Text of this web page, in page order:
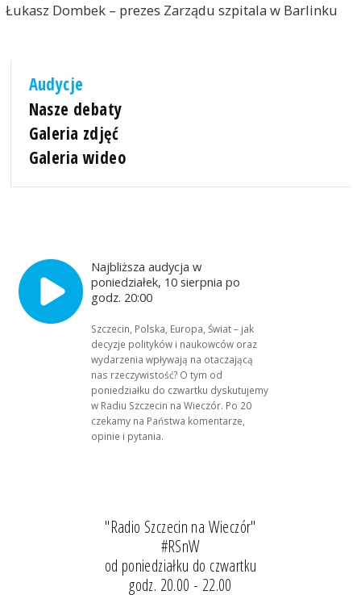
Łukasz Dombek – prezes Zarządu szpitala w Barlinku
Audycje
Nasze debaty
Galeria zdjęć
Galeria wideo
Najbliższa audycja w
poniedziałek, 10 sierpnia po
godz. 20:00
Szczecin, Polska, Europa, Świat – jak
decyzje polityków i naukowców oraz
wydarzenia wpływają na otaczającą
nas rzeczywistość? O tym od
poniedziałku do czwartku dyskutujemy
w Radiu Szczecin na Wieczór. Po 20
czekamy na Państwa komentarze,
opinie i pytania.
"Radio Szczecin na Wieczór"
#RSnW
od poniedziałku do czwartku
godz. 20.00 - 22.00